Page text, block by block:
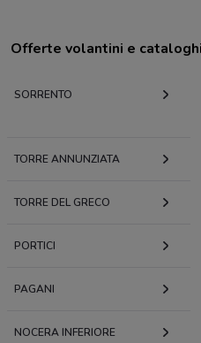
Offerte volantini e
SORRENTO
TORRE ANNUNZIATA
TORRE DEL GRECO
PORTICI
PAGANI
NOCERA INFERIORE